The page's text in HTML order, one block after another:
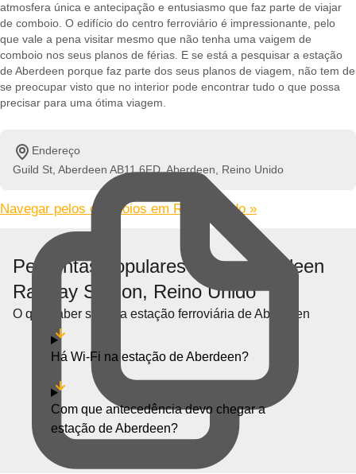
atmosfera única e antecipação e entusiasmo que faz parte de viajar
de comboio. O edifício do centro ferroviário é impressionante, pelo
que vale a pena visitar mesmo que não tenha uma vaigem de
comboio nos seus planos de férias. E se está a pesquisar a estação
de Aberdeen porque faz parte dos seus planos de viagem, não tem de
se preocupar visto que no interior pode encontrar tudo o que possa
precisar para uma ótima viagem.
Endereço
Guild St, Aberdeen AB11 6FD, Aberdeen, Reino Unido
Navegar pelos comboios em Reino Unido »
Perguntas populares sobre Aberdeen
Railway Station, Reino Unido
O que saber sobre a estação ferroviária de Aberdeen
Há Wi-Fi na estação de Aberdeen?
Com que antecedência devo chegar a
estação de Aberdeen?